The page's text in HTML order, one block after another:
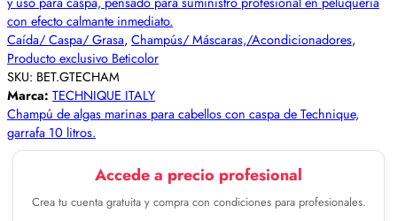
Caída/ Caspa/ Grasa, Champús/ Máscaras,/Acondicionadores,
Producto exclusivo Beticolor
SKU: BET.GTECHAM
Marca: TECHNIQUE ITALY
Champú de algas marinas para cabellos con caspa de Technique,
garrafa 10 litros.
Accede a precio profesional
Crea tu cuenta gratuita y compra con condiciones para profesionales.